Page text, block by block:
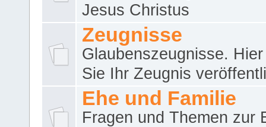
Jesus Christus
Zeugnisse
Glaubenszeugnisse.
Sie Ihr Zeugnis
Ehe und Familie
Fragen und Themen zur